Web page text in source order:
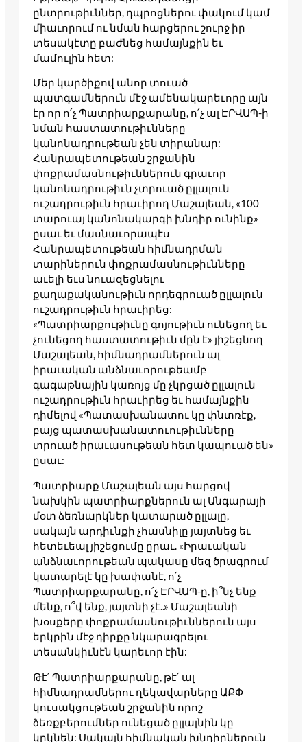
ընտրութիւններ, դպրոցներու փակում կամ
միաւորում ու նման հարցերու շուրջ իր
տեսակէտը բաժնեց համայնքին եւ
մամուլին հետ:
Մեր կարծիքով անոր տուած
պատգամներուն մէջ ամենակարեւորը այն
էր որ ո՛չ Պատրիարքարանը, ո՛չ ալ ԷՐՎԱՊ-ի
նման հաստատութիւնները
կանոնադրութեան չեն տիրանար:
Հանրապետութեան շրջանին
փոքրամասնութիւններուն գրաւոր
կանոնադրութիւն չտրուած ըլլալուն
ուշադրութիւն հրաւիրող Մաշալեան, «100
տարուայ կանոնակարգի խնդիր ունինք»
ըսաւ եւ մասնաւորապէս
Հանրապետութեան հիմնադրման
տարիներուն փոքրամասնութիւնները
աւելի եւս նուազեցնելու
քաղաքականութիւն որդեգրուած ըլլալուն
ուշադրութիւն հրաւիրեց:
«Պատրիարքութիւնը գոյութիւն ունեցող եւ
չունեցող հաստատութիւն մըն է» յիշեցնող
Մաշալեան, հիմնադրամներուն ալ
իրաւական անձնաւորութեամբ
գագաթնային կառոյց մը չկրցած ըլլալուն
ուշադրութիւն հրաւիրեց եւ համայնքին
դիմելով «Պատասխանատու կը փնտռէք,
բայց պատասխանատուութիւնները
տրուած իրաւասութեան հետ կապուած են»
ըսաւ:
Պատրիարք Մաշալեան այս հարցով
նախկին պատրիարքներուն ալ Անգարայի
մօտ ձեռնարկներ կատարած ըլլալը,
սակայն արդիւնքի չհասնիլը յայտնեց եւ
հետեւեալ յիշեցումը ըրաւ. «Իրաւական
անձնաւորութեան պակասը մեզ ծրագրում
կատարելէ կը խափանէ, ո՛չ
Պատրիարքարանը, ո՛չ ԷՐՎԱՊ-ը, ի՞նչ ենք
մենք, ո՞վ ենք, յայտնի չէ..» Մաշալեանի
խօսքերը փոքրամասնութիւններուն այս
երկրին մէջ դիրքը նկարագրելու
տեսանկիւնէն կարեւոր էին:
Թէ՛ Պատրիարքարանը, թէ՛ ալ
հիմնադրամներու ղեկավարները ԱՔՓ
կուսակցութեան շրջանին որոշ
ձեռքբերումներ ունեցած ըլլալնին կը
կրկնեն: Սակայն հիմնական խնդիրներուն